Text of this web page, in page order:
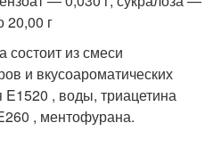
20,00 г
из смеси
и вкусоароматических
, воды, триацетина
, ментофурана.